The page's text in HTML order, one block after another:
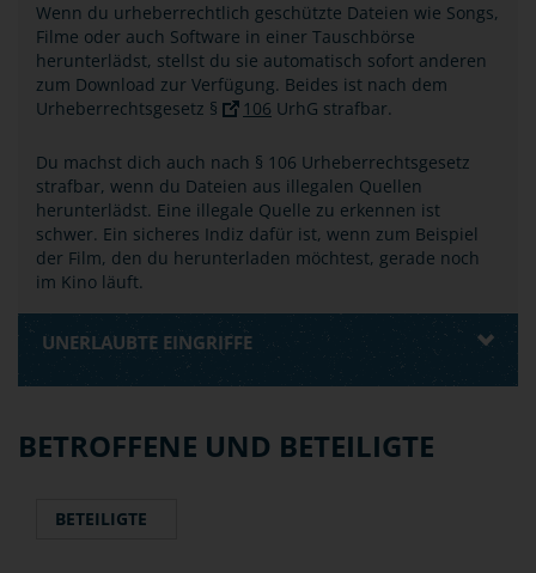
Wenn du urheberrechtlich geschützte Dateien wie Songs,
Filme oder auch Software in einer Tauschbörse
herunterlädst, stellst du sie automatisch sofort anderen
zum Download zur Verfügung. Beides ist nach dem
Urheberrechtsgesetz §
106 UrhG strafbar.
Du machst dich auch nach § 106 Urheberrechtsgesetz
strafbar, wenn du Dateien aus illegalen Quellen
herunterlädst. Eine illegale Quelle zu erkennen ist
schwer. Ein sicheres Indiz dafür ist, wenn zum Beispiel
der Film, den du herunterladen möchtest, gerade noch
im Kino läuft.
UNERLAUBTE EINGRIFFE
BETROFFENE UND BETEILIGTE
BETEILIGTE